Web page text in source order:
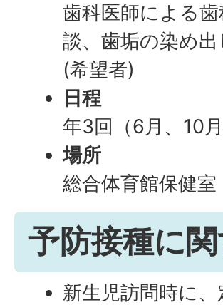
歯科医師による
談、歯垢の染め
(希望者)
日程
年3回（6月、10月
場所
総合体育館保健室
予防接種に
新生児訪問時に